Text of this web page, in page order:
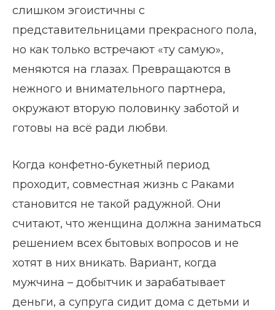
слишком эгоистичны с
представительницами прекрасного пола,
но как только встречают «ту самую»,
меняются на глазах. Превращаются в
нежного и внимательного партнера,
окружают вторую половинку заботой и
готовы на всё ради любви.
Когда конфетно-букетный период
проходит, совместная жизнь с Раками
становится не такой радужной. Они
считают, что женщина должна заниматься
решением всех бытовых вопросов и не
хотят в них вникать. Вариант, когда
мужчина – добытчик и зарабатывает
деньги, а супруга сидит дома с детьми и